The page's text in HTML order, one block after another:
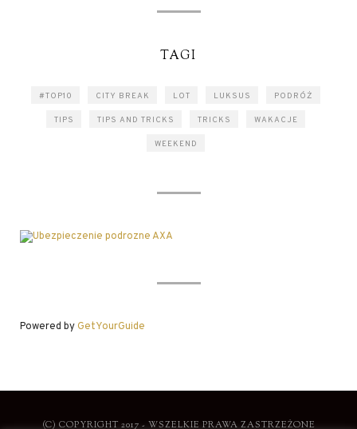
TAGI
#TOP10 CITY BREAK LOT LUKSUS PODRÓŻ
TIPS TIPS AND TRICKS TRICKS WAKACJE
WEEKEND
Powered byGetYourGuide
(C) COPYRIGHT 2017 - WSZELKIE PRAWA ZASTRZEŻONE